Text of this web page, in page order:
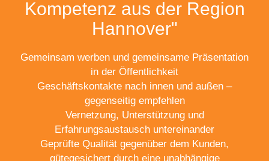
Kompetenz aus der Region
Hannover"
Gemeinsam werben und gemeinsame Präsentation
in der Öffentlichkeit
Geschäftskontakte nach innen und außen –
gegenseitig empfehlen
Vernetzung, Unterstützung und
Erfahrungsaustausch untereinander
Geprüfte Qualität gegenüber dem Kunden,
gütegesichert durch eine unabhängige